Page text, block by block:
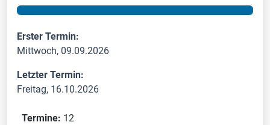
Erster Termin:
Mittwoch, 09.09.2026
Letzter Termin:
Freitag, 16.10.2026
Termine: 12